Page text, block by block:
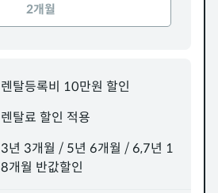
2개월
렌탈등록비 10만원 할인
렌탈료 할인 적용
3년 3개월 / 5년 6개월 / 6,7년 1
8개월 반값할인